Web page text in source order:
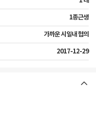
1종근생
가까운 시일내 협의
2017-12-29